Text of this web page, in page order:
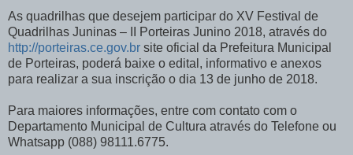
As quadrilhas que desejem participar do XV Festival de
Quadrilhas Juninas – II Porteiras Junino 2018, através do
http://porteiras.ce.gov.br site oficial da Prefeitura Municipal
de Porteiras, poderá baixe o edital, informativo e anexos
para realizar a sua inscrição o dia 13 de junho de 2018.
Para maiores informações, entre com contato com o
Departamento Municipal de Cultura através do Telefone ou
Whatsapp (088) 98111.6775.